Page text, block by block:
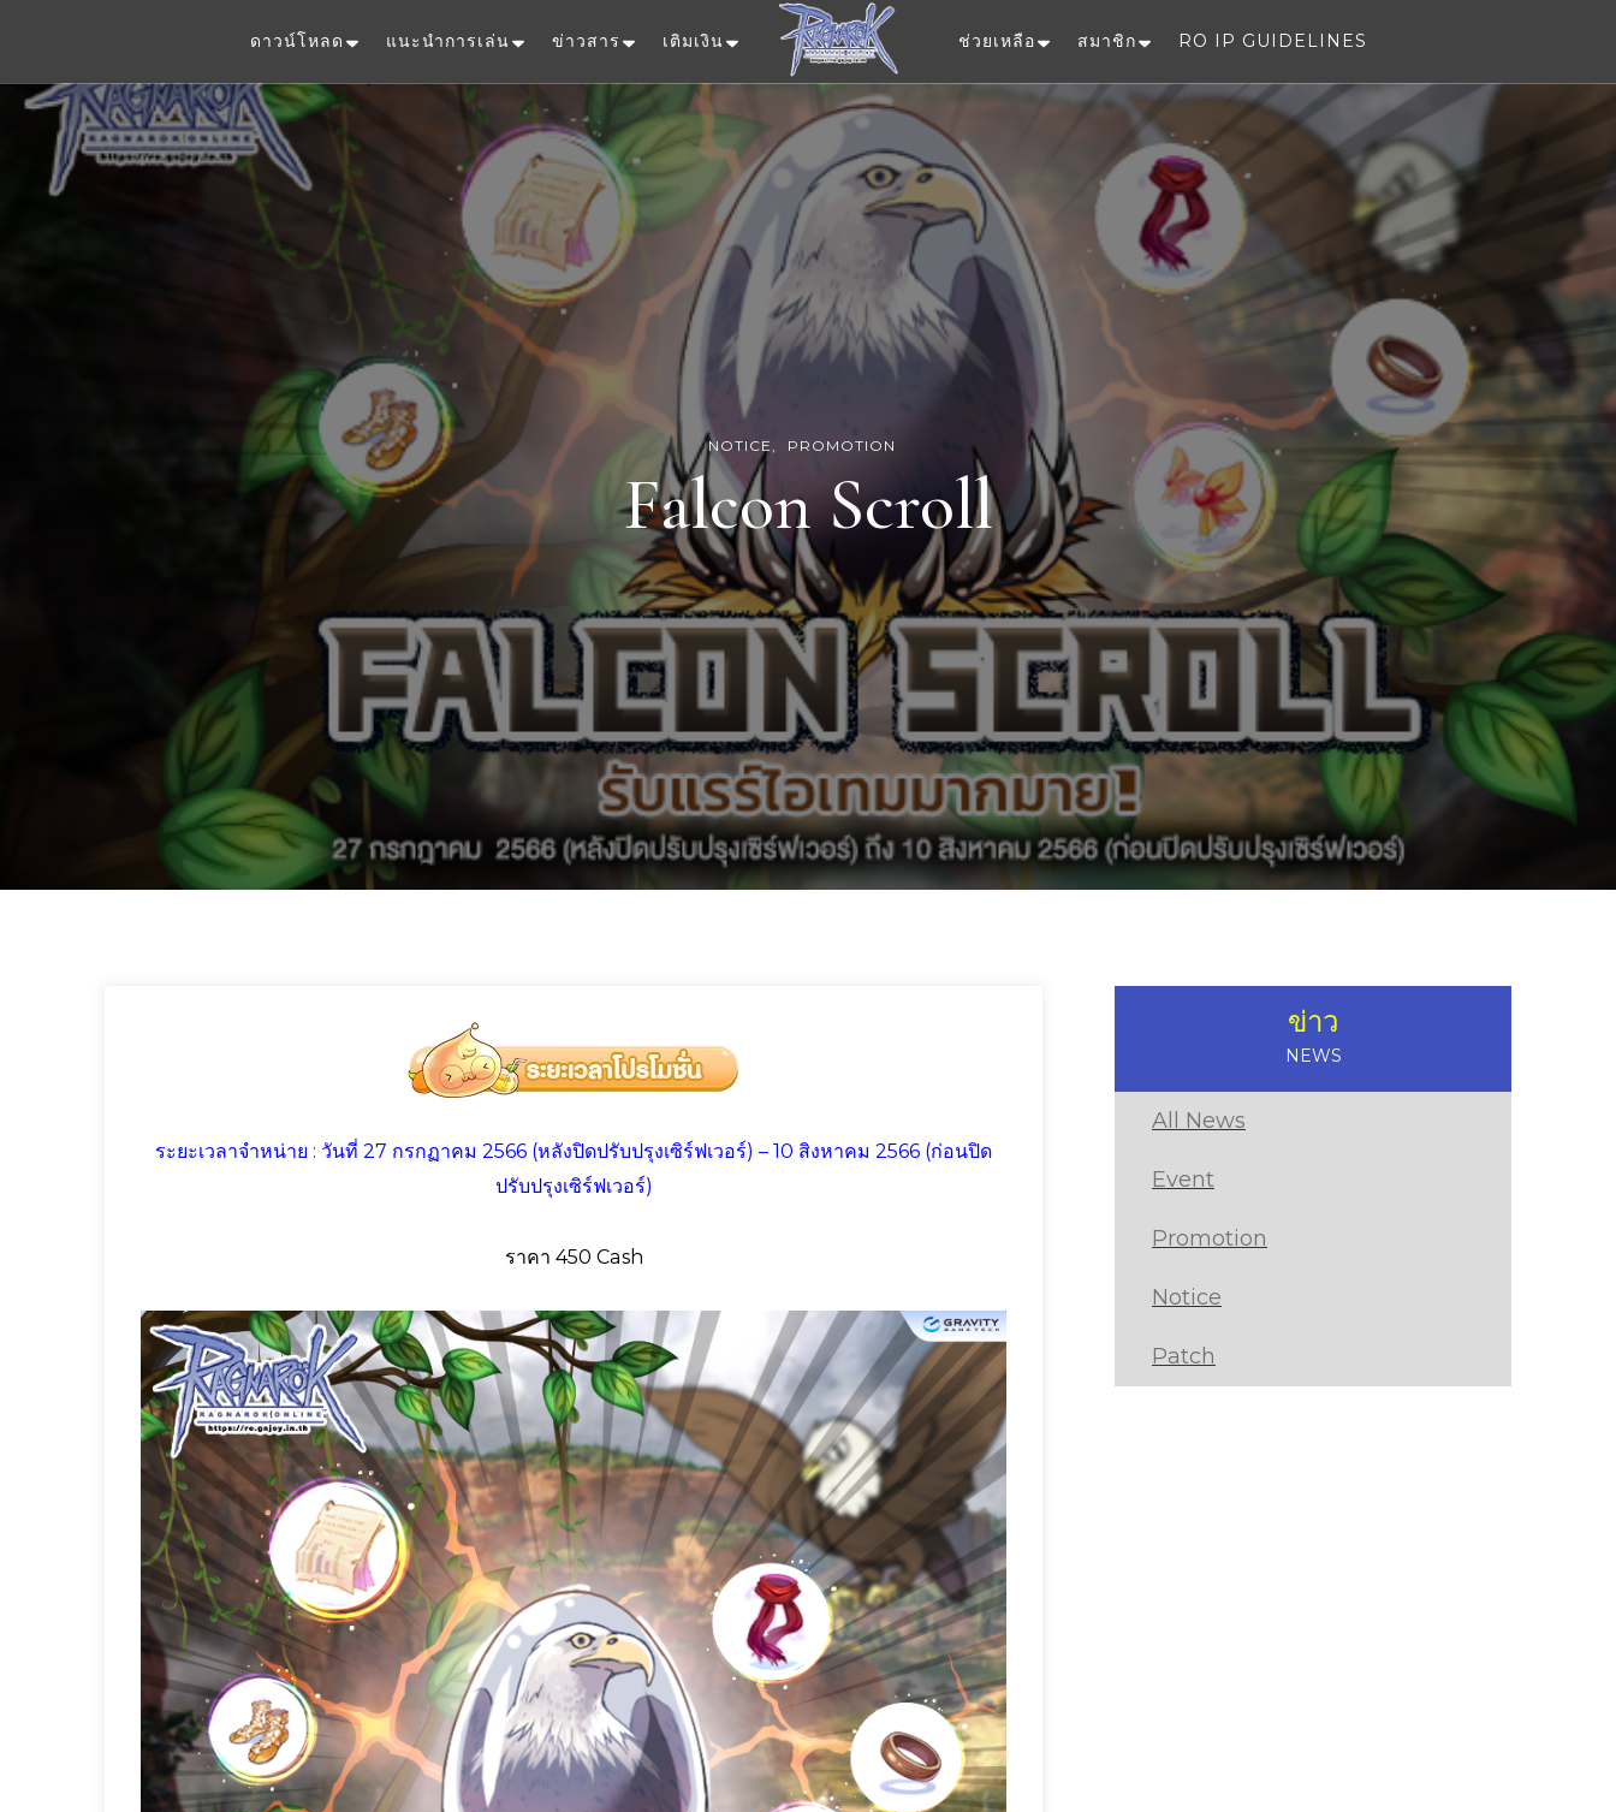
ดาวน์โหลด แนะนำการเล่น ข่าวสาร เติมเงิน
Ragnarok Online
ช่วยเหลือ สมาชิก RO IP GUIDELINES
NOTICE PROMOTION
Falcon Scroll
ระยะเวลาจำหน่าย : วันที่ 27 กรกฏาคม 2566 (หลังปิดปรับปรุงเซิร์ฟเวอร์) – 10 สิงหาคม 2566 (ก่อนปิด
ปรับปรุงเซิร์ฟเวอร์)
ราคา 450 Cash
ข่าว
NEWS
All News
Event
Promotion
Notice
Patch